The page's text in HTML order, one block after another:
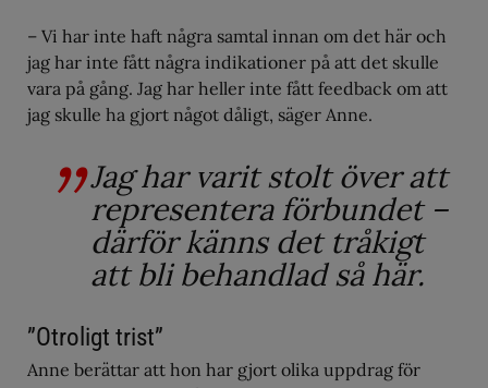
– Vi har inte haft några samtal innan om det här och
jag har inte fått några indikationer på att det skulle
vara på gång. Jag har heller inte fått feedback om att
jag skulle ha gjort något dåligt, säger Anne.
Jag har varit stolt över att
representera förbundet –
därför känns det tråkigt
att bli behandlad så här.
”Otroligt trist”
Anne berättar att hon har gjort olika uppdrag för